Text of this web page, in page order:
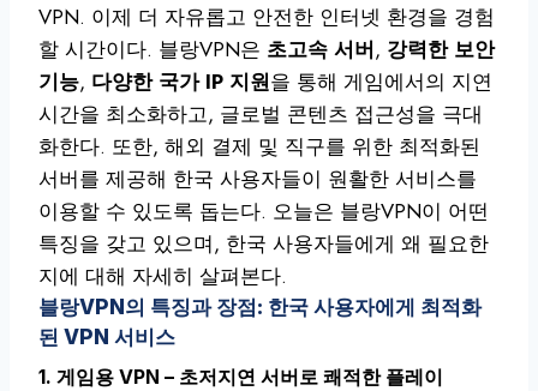
VPN. 이제 더 자유롭고 안전한 인터넷 환경을 경험
할 시간이다. 블랑VPN은 초고속 서버, 강력한 보안
기능, 다양한 국가 IP 지원을 통해 게임에서의 지연
시간을 최소화하고, 글로벌 콘텐츠 접근성을 극대
화한다. 또한, 해외 결제 및 직구를 위한 최적화된
서버를 제공해 한국 사용자들이 원활한 서비스를
이용할 수 있도록 돕는다. 오늘은 블랑VPN이 어떤
특징을 갖고 있으며, 한국 사용자들에게 왜 필요한
지에 대해 자세히 살펴본다.
블랑VPN의 특징과 장점: 한국 사용자에게 최적화
된 VPN 서비스
1. 게임용 VPN – 초저지연 서버로 쾌적한 플레이